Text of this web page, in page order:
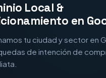
Local &
en
tu ciudad y sector en
de intención de